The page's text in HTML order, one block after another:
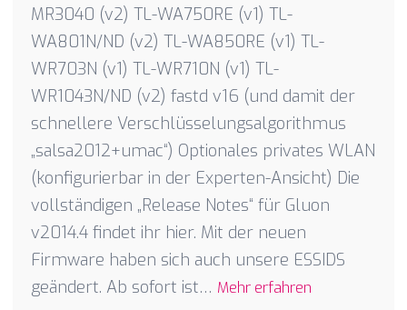
MR3040 (v2) TL-WA750RE (v1) TL-
WA801N/ND (v2) TL-WA850RE (v1) TL-
WR703N (v1) TL-WR710N (v1) TL-
WR1043N/ND (v2) fastd v16 (und damit der
schnellere Verschlüsselungsalgorithmus
„salsa2012+umac“) Optionales privates WLAN
(konfigurierbar in der Experten-Ansicht) Die
vollständigen „Release Notes“ für Gluon
v2014.4 findet ihr hier. Mit der neuen
Firmware haben sich auch unsere ESSIDS
geändert. Ab sofort ist… Mehr erfahren